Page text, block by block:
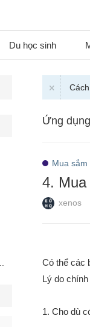
Du học sinh
Ứng
Mua sắm
4. Mua
xenos
Có thể các
Lý do
1. Cho dù